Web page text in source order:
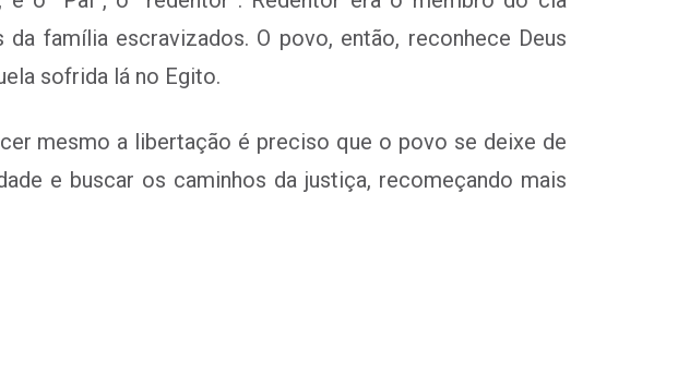
família escravizados. O povo, então, reconhece Deus
sofrida lá no Egito.
mesmo a libertação é preciso que o povo se deixe de
e buscar os caminhos da justiça, recomeçando mais